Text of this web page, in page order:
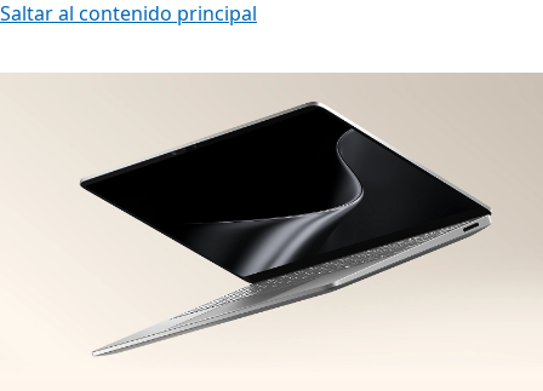
Saltar al contenido principal